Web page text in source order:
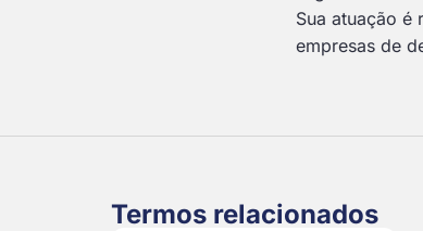
Sua atuação é
empresas de
Termos relacionados